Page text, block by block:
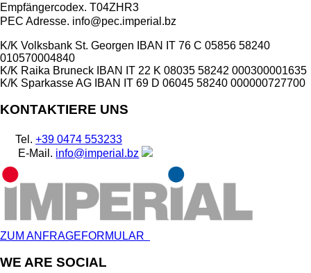
Empfängercodex. T04ZHR3
PEC Adresse. info@pec.imperial.bz
K/K Volksbank St. Georgen IBAN IT 76 C 05856 58240
010570004840
K/K Raika Bruneck IBAN IT 22 K 08035 58242 000300001635
K/K Sparkasse AG IBAN IT 69 D 06045 58240 000000727700
KONTAKTIERE UNS
Tel.+39 0474 553233
E-Mail. info@imperial.bz
ZUM ANFRAGEFORMULAR
WE ARE SOCIAL